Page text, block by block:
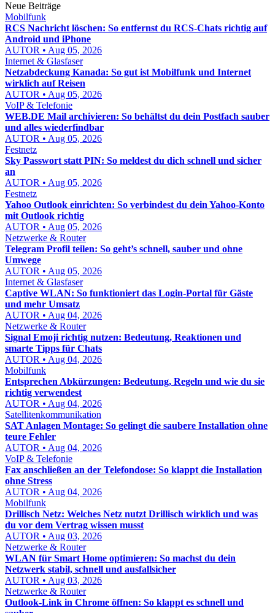
Neue Beiträge
Mobilfunk
RCS Nachricht löschen: So entfernst du RCS-Chats richtig auf
Android und iPhone
AUTOR • Aug 05, 2026
Internet & Glasfaser
Netzabdeckung Kanada: So gut ist Mobilfunk und Internet
wirklich auf Reisen
AUTOR • Aug 05, 2026
VoIP & Telefonie
WEB.DE Mail archivieren: So behältst du dein Postfach sauber
und alles wiederfindbar
AUTOR • Aug 05, 2026
Festnetz
Sky Passwort statt PIN: So meldest du dich schnell und sicher
an
AUTOR • Aug 05, 2026
Festnetz
Yahoo Outlook einrichten: So verbindest du dein Yahoo-Konto
mit Outlook richtig
AUTOR • Aug 05, 2026
Netzwerke & Router
Telegram Profil teilen: So geht’s schnell, sauber und ohne
Umwege
AUTOR • Aug 05, 2026
Internet & Glasfaser
Captive WLAN: So funktioniert das Login-Portal für Gäste
und mehr Umsatz
AUTOR • Aug 04, 2026
Netzwerke & Router
Signal Emoji richtig nutzen: Bedeutung, Reaktionen und
smarte Tipps für Chats
AUTOR • Aug 04, 2026
Mobilfunk
Entsprechen Abkürzungen: Bedeutung, Regeln und wie du sie
richtig verwendest
AUTOR • Aug 04, 2026
Satellitenkommunikation
SAT Anlagen Montage: So gelingt die saubere Installation ohne
teure Fehler
AUTOR • Aug 04, 2026
VoIP & Telefonie
Fax anschließen an der Telefondose: So klappt die Installation
ohne Stress
AUTOR • Aug 04, 2026
Mobilfunk
Drillisch Netz: Welches Netz nutzt Drillisch wirklich und was
du vor dem Vertrag wissen musst
AUTOR • Aug 03, 2026
Netzwerke & Router
WLAN für Smart Home optimieren: So machst du dein
Netzwerk stabil, schnell und ausfallsicher
AUTOR • Aug 03, 2026
Netzwerke & Router
Outlook-Link in Chrome öffnen: So klappt es schnell und